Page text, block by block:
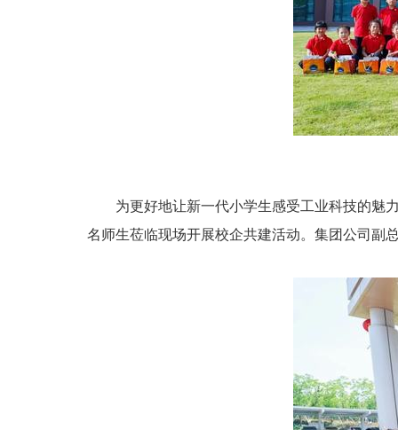
为更好地让新一代小学生感受工业科技的魅
名师生莅临现场开展校企共建活动。集团公司副